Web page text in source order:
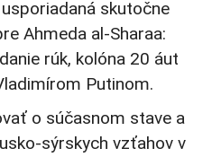
skutočne
Ahmeda al-Sharaa:
rúk, kolóna 20 áut
Putinom.
o súčasnom stave a
sýrskych vzťahov v